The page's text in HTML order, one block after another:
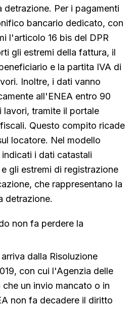
detrazione. Per i pagamenti
bancario dedicato, con
l'articolo 16 bis del DPR
gli estremi della fattura, il
e la partita IVA di
Inoltre, i dati vanno
all'ENEA entro 90
lavori, tramite il portale
Questo compito ricade
locatore. Nel modello
i dati catastali
gli estremi di registrazione
che rappresentano la
detrazione.
non fa perdere la
dalla Risoluzione
con cui l'Agenzia delle
un invio mancato o in
non fa decadere il diritto